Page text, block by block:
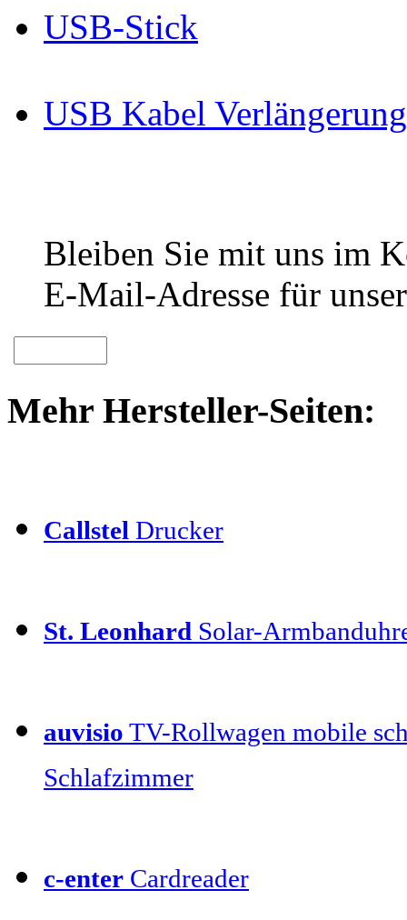
USB-Stick
USB Kabel Verlängerung
Bleiben Sie mit uns im
E-Mail-Adresse für
Mehr Hersteller-Seiten:
Callstel Drucker
St. Leonhard Solar-
auvisio TV-Rollwagen mobile
Schlafzimmer
c-enter Cardreader